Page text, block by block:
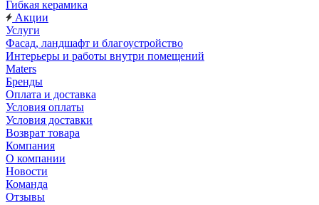
Гибкая керамика
Акции
Услуги
Фасад, ландшафт и благоустройство
Интерьеры и работы внутри помещений
Maters
Бренды
Оплата и доставка
Условия оплаты
Условия доставки
Возврат товара
Компания
О компании
Новости
Команда
Отзывы